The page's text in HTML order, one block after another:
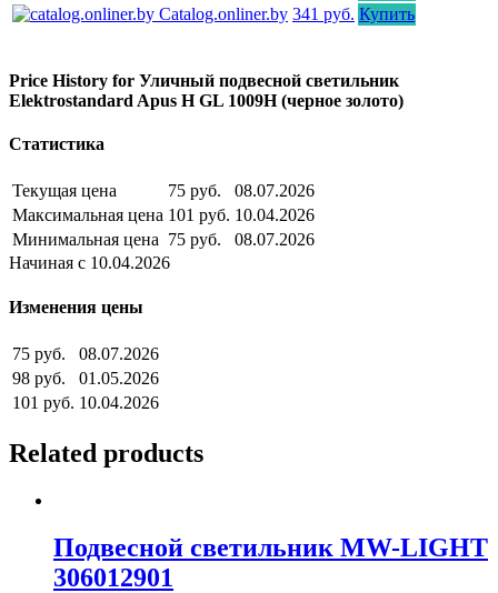
Catalog.onliner.by 341 руб. Купить
Price History for Уличный подвесной светильник
Elektrostandard Apus H GL 1009H (черное золото)
Статистика
Текущая цена 75 руб.
08.07.2026
Максимальная цена 101 руб. 10.04.2026
Минимальная цена 75 руб.
08.07.2026
Начиная с 10.04.2026
Изменения цены
75 руб.
08.07.2026
98 руб.
01.05.2026
101 руб. 10.04.2026
Related products
Подвесной светильник MW-LIGHT
306012901